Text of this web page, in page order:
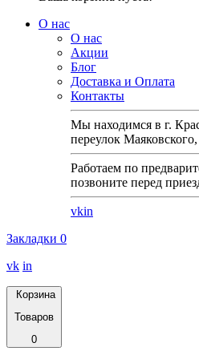
О нас
О нас
Акции
Блог
Доставка и Оплата
Контакты
Мы находимся в г.
переулок
Работаем по
позвоните перед
vkin
Закладки 0
vk in
Корзина
Товаров
0